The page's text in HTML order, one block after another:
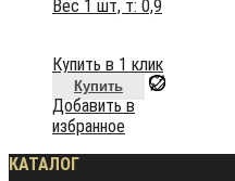
Вес 1 шт, т: 0,9
Купить в 1 клик
Купить
Добавить в
избранное
КАТАЛОГ